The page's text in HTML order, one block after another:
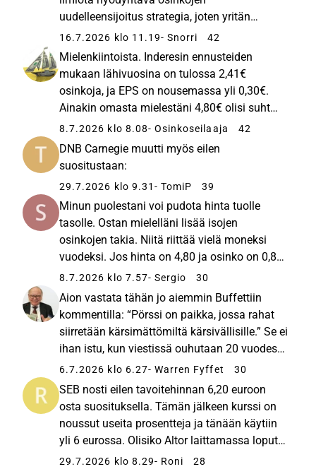
uudelleensijoitus strategia, joten yritän
motivoida itseäni tutkimalla
sijoituskohdettani ja spekuloimalla
vastuuttomasti. Nordea ja Mandatum
operoivat samassa pohjoismaisessa...
16.7.2026 klo 11.19- Snorri 42
Mielenkiintoista. Inderesin ennusteiden
mukaan lähivuosina on tulossa 2,41€
osinkoja, ja EPS on nousemassa yli 0,30€.
Ainakin omasta mielestäni 4,80€ olisi suht
edullista tällaisesta tuloksesta ja voittojen
jaosta.
8.7.2026 klo 8.08- Osinkoseilaaja 42
DNB Carnegie muutti myös eilen
suositustaan:
29.7.2026 klo 9.31 - TomiP 39
Minun puolestani voi pudota hinta tuolle
tasolle. Ostan mielelläni lisää isojen
osinkojen takia. Niitä riittää vielä moneksi
vuodeksi. Jos hinta on 4,80 ja osinko on 0,85,
niin se on 18% osinko%.
8.7.2026 klo 7.57- Sergio 30
Aion vastata tähän jo aiemmin Buffettiin
kommentilla: “Pörssi on paikka, jossa rahat
siirretään kärsimättömiltä kärsivällisille.” Se ei
ihan istu, kun viestissä ouhutaan 20 vuodesta
niin jäin pohtimaan asiaa. Asia jota mietin
silti pysyy. Johdon tärkein tehtävä on
pääomien allokointi...
6.7.2026 klo 6.27- Warren Fyffet 30
SEB nosti eilen tavoitehinnan 6,20 euroon
osta suosituksella. Tämän jälkeen kurssi on
noussut useita prosentteja ja tänään käytiin
yli 6 eurossa. Olisiko Altor laittamassa loput
osakkeensa myyntiin ja SEB hoitamassa
29.7.2026 klo 8.29- Roni 28